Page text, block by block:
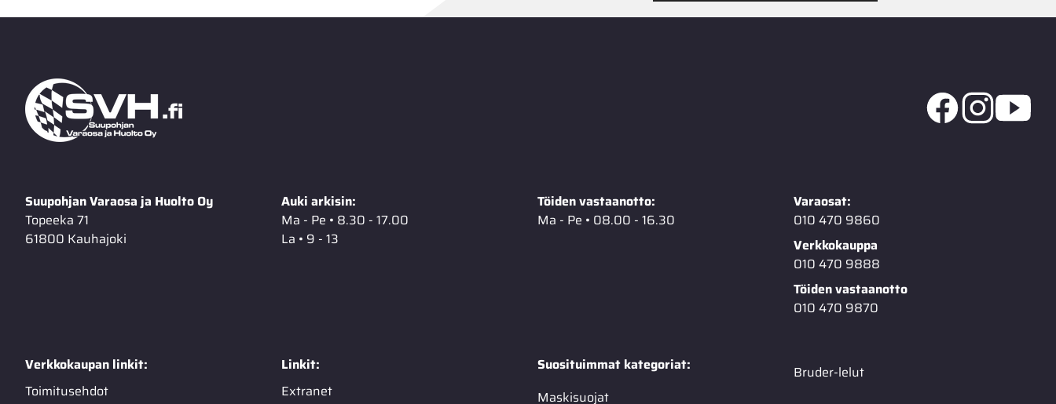
Suupohjan Varaosa ja Huolto Oy
Topeeka 71
61800 Kauhajoki
Auki arkisin:
Ma - Pe • 8.30 - 17.00
La • 9 - 13
Töiden vastaanotto:
Ma - Pe • 08.00 - 16.30
Varaosat:
010 470 9860
Verkkokauppa
010 470 9888
Töiden vastaanotto
010 470 9870
Verkkokaupan linkit:
Toimitusehdot
Linkit:
Extranet
Suosituimmat kategoriat:
Maskisuojat
Bruder-lelut